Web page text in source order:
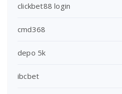
clickbet88 login
cmd368
depo 5k
ibcbet